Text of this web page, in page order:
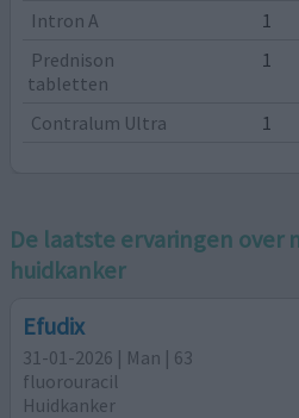
Intron A
1
Prednison
tabletten
1
Contralum Ultra 1
De laatste ervaringen over
huidkanker
Efudix
31-01-2026 | Man | 63
fluorouracil
Huidkanker